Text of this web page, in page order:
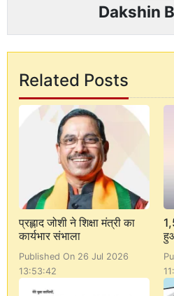
Dakshin
Related Posts
प्रह्लाद जोशी ने शिक्षा मंत्री का
कार्यभार संभाला
Published On 26 Jul 2026
13:53:42